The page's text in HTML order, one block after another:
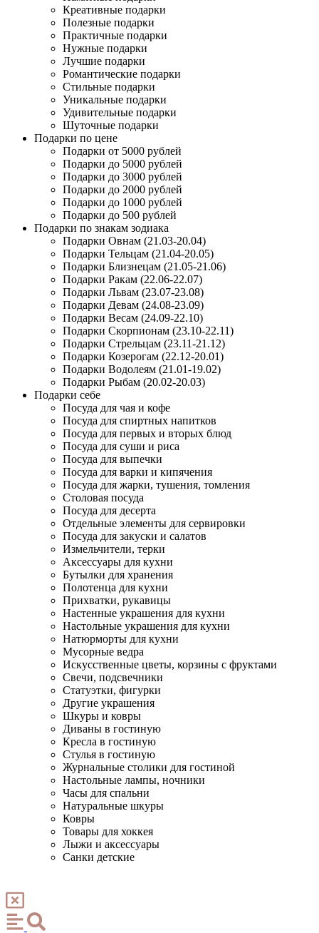
Креативные подарки
Полезные подарки
Практичные подарки
Нужные подарки
Лучшие подарки
Романтические подарки
Стильные подарки
Уникальные подарки
Удивительные подарки
Шуточные подарки
Подарки по цене
Подарки от 5000 рублей
Подарки до 5000 рублей
Подарки до 3000 рублей
Подарки до 2000 рублей
Подарки до 1000 рублей
Подарки до 500 рублей
Подарки по знакам зодиака
Подарки Овнам (21.03-20.04)
Подарки Тельцам (21.04-20.05)
Подарки Близнецам (21.05-21.06)
Подарки Ракам (22.06-22.07)
Подарки Львам (23.07-23.08)
Подарки Девам (24.08-23.09)
Подарки Весам (24.09-22.10)
Подарки Скорпионам (23.10-22.11)
Подарки Стрельцам (23.11-21.12)
Подарки Козерогам (22.12-20.01)
Подарки Водолеям (21.01-19.02)
Подарки Рыбам (20.02-20.03)
Подарки себе
Посуда для чая и кофе
Посуда для спиртных напитков
Посуда для первых и вторых блюд
Посуда для суши и риса
Посуда для выпечки
Посуда для варки и кипячения
Посуда для жарки, тушения, томления
Столовая посуда
Посуда для десерта
Отдельные элементы для сервировки
Посуда для закуски и салатов
Измельчители, терки
Аксессуары для кухни
Бутылки для хранения
Полотенца для кухни
Прихватки, рукавицы
Настенные украшения для кухни
Настольные украшения для кухни
Натюрморты для кухни
Мусорные ведра
Искусственные цветы, корзины с фруктами
Свечи, подсвечники
Статуэтки, фигурки
Другие украшения
Шкуры и ковры
Диваны в гостиную
Кресла в гостиную
Стулья в гостиную
Журнальные столики для гостиной
Настольные лампы, ночники
Часы для спальни
Натуральные шкуры
Ковры
Товары для хоккея
Лыжи и аксессуары
Санки детские